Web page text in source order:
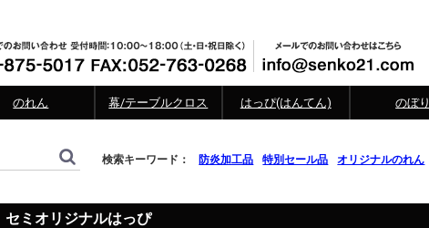
のれん 幕/テーブルクロス はっぴ(はんてん) のぼり
検索キーワード： 防炎加工品 特別セール品 オリジナルのれん
セミオリジナルはっぴ